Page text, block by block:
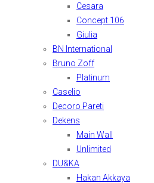
Cesara
Concept 106
Giulia
BN International
Bruno Zoff
Platinum
Caselio
Decoro Pareti
Dekens
Main Wall
Unlimited
DU&KA
Hakan Akkaya